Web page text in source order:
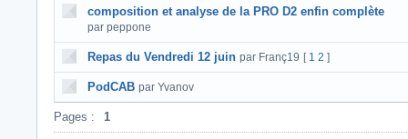
composition et analyse de la PRO D2 enfin complète
par peppone
Repas du Vendredi 12 juin par Franç19 [ 1 2 ]
PodCAB par Yvanov
Pages : 1